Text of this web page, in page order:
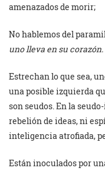
amenazados de morir;
No hablemos del
uno lleva en su corazón.
Estrechan lo que sea,
una posible izquierda
son seudos. En la
rebelión de ideas, ni
inteligencia atrofiada,
Están inoculados por